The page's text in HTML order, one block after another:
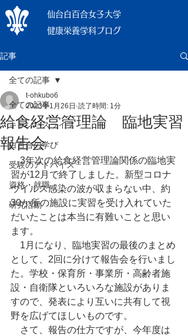
仙台白百合女子大学
健康栄養学科ブログ
記事
全ての記事
キャンパスライフ
白百合の学び
受験のアドバイス
資格・就職
研究活動
全ての記事
給食経営管理論 臨地実習
報告会
t-ohkubo6
2023年1月26日 読了時間: 1分
3年次の給食経営管理論関係の臨地実
習が12月で終了しました。新型コロナ
ウイルス感染の波が収まらない中、約
30か所の施設に実習を受け入れていた
だいたことは本当に有難いことと思い
ます。
1月になり、臨地実習の最後のまとめ
として、2回に分けて報告会を行いまし
た。学校・保育所・事業所・高齢者施
設・自衛隊といろいろな施設がありま
すので、発表により互いに共有して視
野を広げてほしいものです。
さて、報告の仕方ですが、今年度は